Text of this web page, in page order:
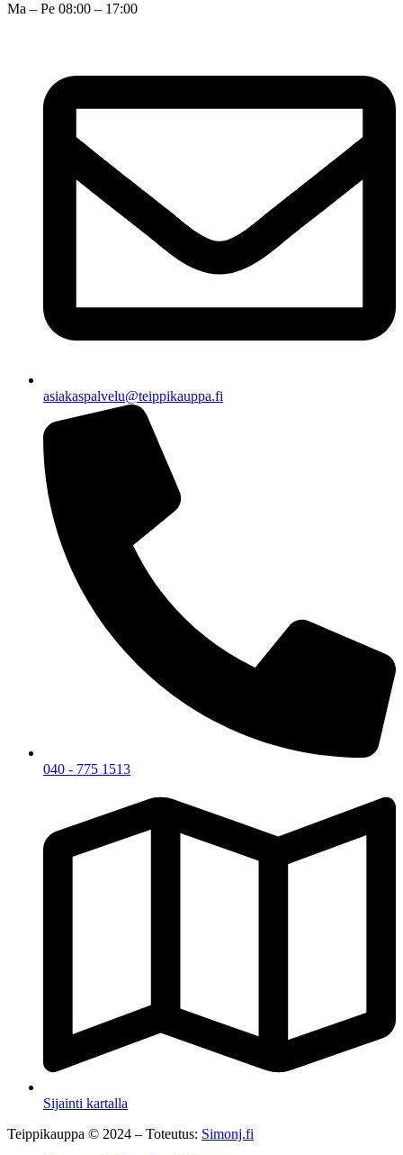
Ma – Pe 08:00 – 17:00
asiakaspalvelu@teippikauppa.fi
040 - 775 1513
Sijainti kartalla
Teippikauppa © 2024 – Toteutus: Simonj.fi